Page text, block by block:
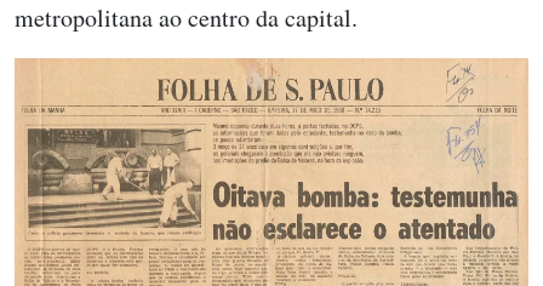
metropolitana ao centro da capital.